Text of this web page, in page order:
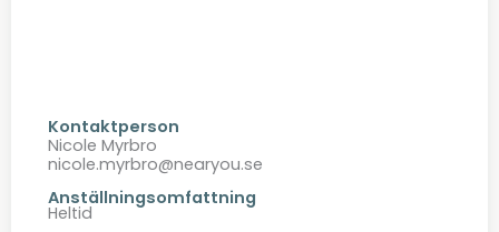
Kontaktperson
Nicole Myrbro
nicole.myrbro@nearyou.se
Anställningsomfattning
Heltid